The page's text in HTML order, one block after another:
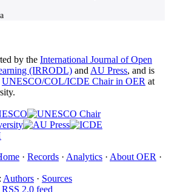
by the International Journal of Open
(IRRODL) and AU Press, and is
UNESCO/COL/ICDE Chair in OER at
· Records · Analytics · About OER ·
Authors · Sources
RSS 2.0 feed